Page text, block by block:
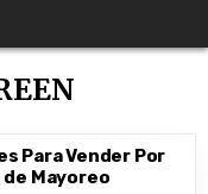
Para Vender Por
Mayoreo